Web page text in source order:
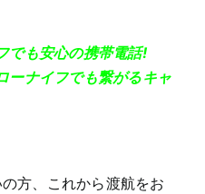
でも安心の携帯電話!
ーナイフでも繋がるキャ
方、これから渡航をお